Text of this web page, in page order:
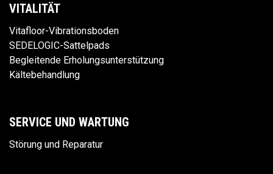
VITALITÄT
Vitafloor-Vibrationsboden
SEDELOGIC-Sattelpads
Begleitende Erholungsunterstützung
Kältebehandlung
SERVICE UND WARTUNG
Störung und Reparatur